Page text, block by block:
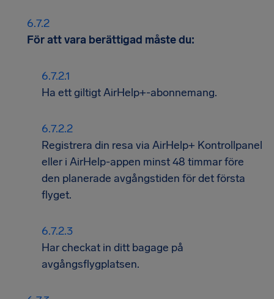
För att vara berättigad måste du:
Ha ett giltigt AirHelp+-abonnemang.
Registrera din resa via AirHelp+ Kontrollpanel
eller i AirHelp-appen minst 48 timmar före
den planerade avgångstiden för det första
flyget.
Har checkat in ditt bagage på
avgångsflygplatsen.